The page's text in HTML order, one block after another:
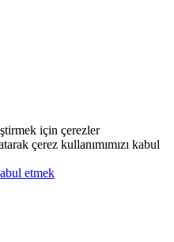
için çerezler
çerez kullanımımızı kabul
etmek